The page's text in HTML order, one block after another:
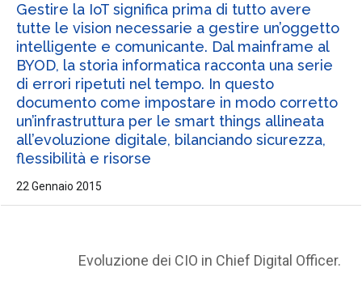
Gestire la IoT significa prima di tutto avere
tutte le vision necessarie a gestire un’oggetto
intelligente e comunicante. Dal mainframe al
BYOD, la storia informatica racconta una serie
di errori ripetuti nel tempo. In questo
documento come impostare in modo corretto
un’infrastruttura per le smart things allineata
all’evoluzione digitale, bilanciando sicurezza,
flessibilità e risorse
22 Gennaio 2015
Evoluzione dei CIO in Chief Digital Officer.